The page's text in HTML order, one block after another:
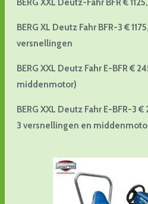
BERG XL Deutz Fahr BFR-3 €
versnellingen
BERG XXL Deutz Fahr E-BFR €
middenmotor)
BERG XXL Deutz Fahr E-BFR-3
3 versnellingen en